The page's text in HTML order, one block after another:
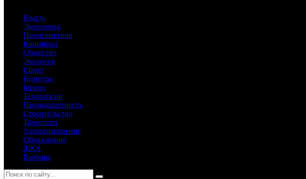
Власть
Экономика
Происшествия
Криминал
Общество
Экология
Спорт
Культура
Бизнес
Технологии
Промышленность
Строительство
Транспорт
Здравоохранение
Образование
ЖКХ
Выборы